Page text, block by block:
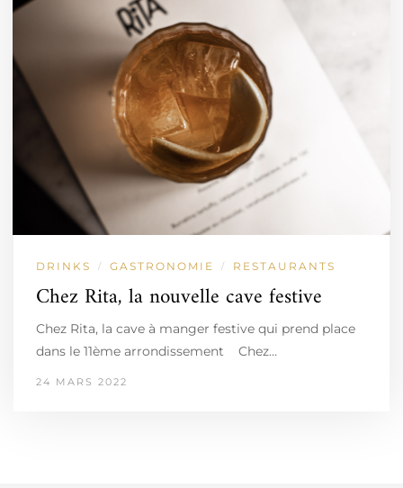
DRINKS / GASTRONOMIE / RESTAURANTS
Chez Rita, la nouvelle cave festive
Chez Rita, la cave à manger festive qui prend place
dans le 11ème arrondissement Chez…
24 MARS 2022